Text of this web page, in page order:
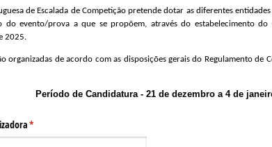
de Escalada de Competição pretende dotar as diferentes
do evento/prova a que se propõem, através do estabelecimento do
2025.
organizadas de acordo com as disposições gerais do Regulamento de
Período de Candidatura - 21 de dezembro a 4 de
*
(obrigatório)